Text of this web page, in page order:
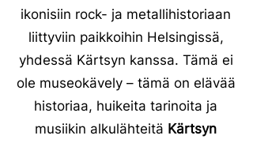
ikonisiin rock- ja metallihistoriaan
liittyviin paikkoihin Helsingissä,
yhdessä Kärtsyn kanssa. Tämä ei
ole museokävely – tämä on elävää
historiaa, huikeita tarinoita ja
musiikin alkulähteitä Kärtsyn